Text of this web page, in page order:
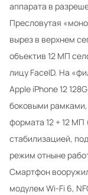
аппарата в
Пресловутая
вырез в верхнем
объектив 12 МП
лицу FaceID. На
Apple iPhone 12
боковыми рамками,
формата 12 + 12 МП
стабилизацией,
режим отныне
Смартфон
модулем Wi-Fi 6,